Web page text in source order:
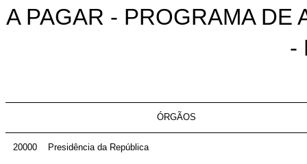
A PAGAR - PROGRAMA DE
-
ÓRGÃOS
20000 Presidência da República